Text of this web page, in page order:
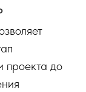
проекта до